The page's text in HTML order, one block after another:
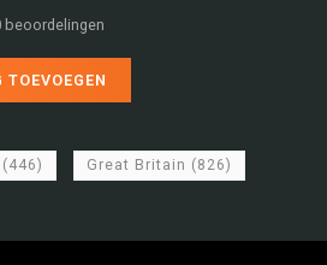
beoordelingen
TOEVOEGEN
(446) Great Britain (826)